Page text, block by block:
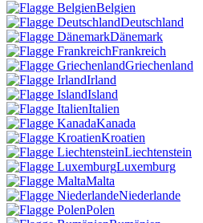
Belgien
Deutschland
Dänemark
Frankreich
Griechenland
Irland
Island
Italien
Kanada
Kroatien
Liechtenstein
Luxemburg
Malta
Niederlande
Polen